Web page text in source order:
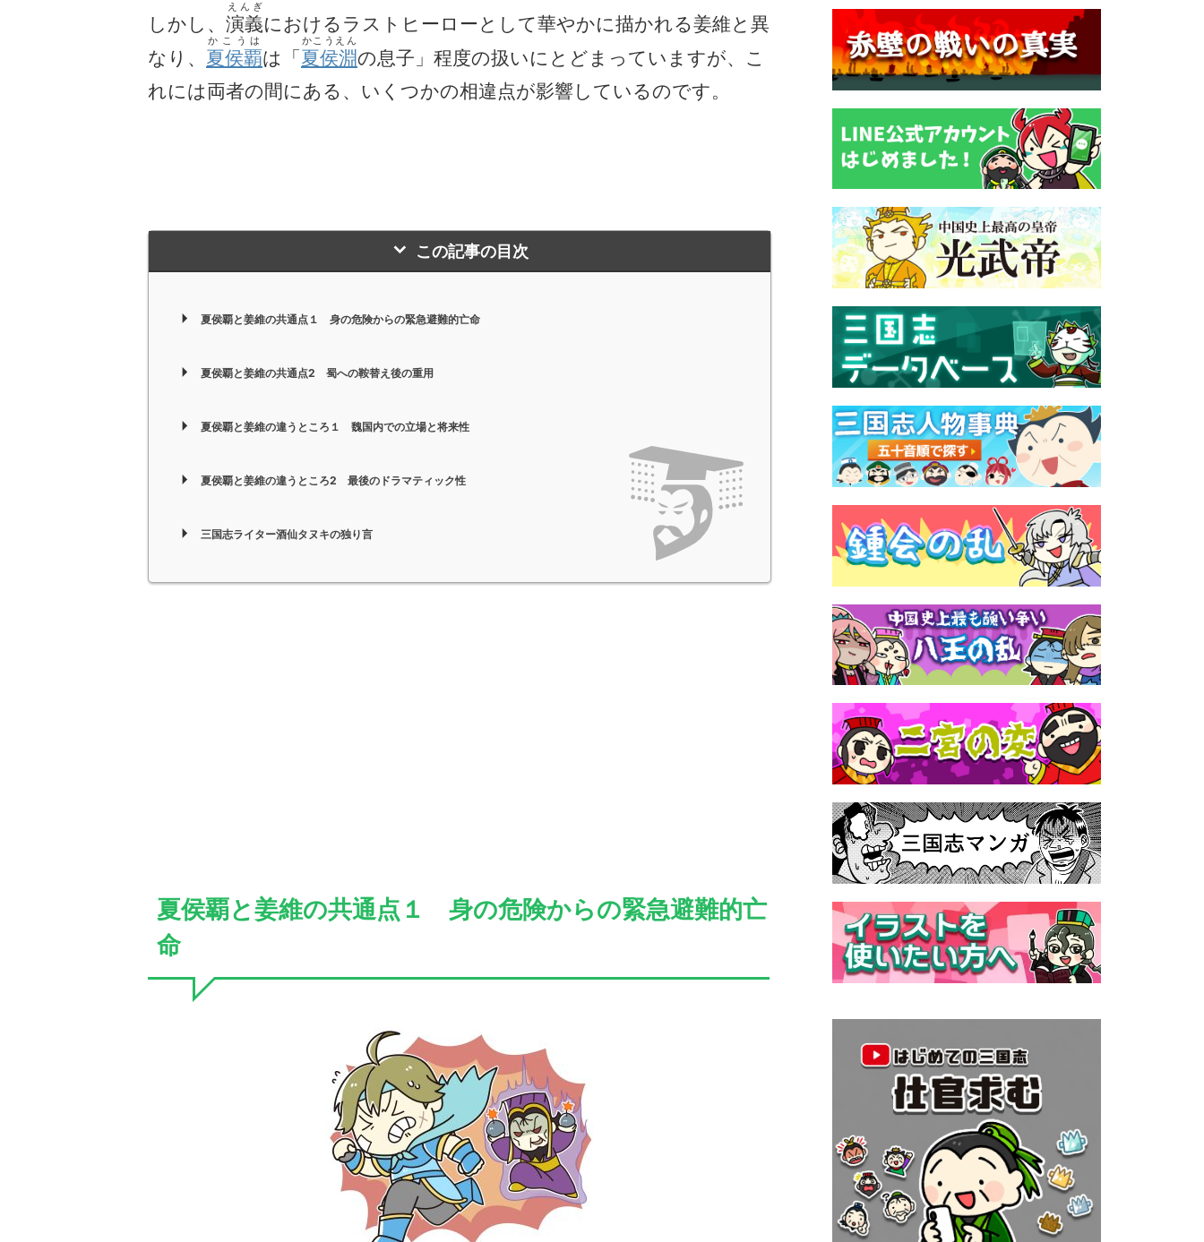
しかし、 演義
えんぎ
におけるラストヒーローとして華やかに描かれる姜維と異
なり、 夏侯覇
かこうは
は「 夏侯淵
かこうえん
の息子」程度の扱いにとどまっていますが、こ
れには両者の間にある、いくつかの相違点が影響しているのです。
この記事の目次
夏侯覇と姜維の共通点１ 身の危険からの緊急避難的亡命
夏侯覇と姜維の共通点2 蜀への鞍替え後の重用
夏侯覇と姜維の違うところ１ 魏国内での立場と将来性
夏侯覇と姜維の違うところ2 最後のドラマティック性
三国志ライター酒仙タヌキの独り言
夏侯覇と姜維の共通点１ 身の危険からの緊急避難的亡
命